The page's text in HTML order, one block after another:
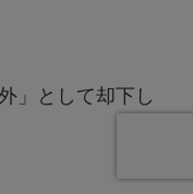
」として却下し